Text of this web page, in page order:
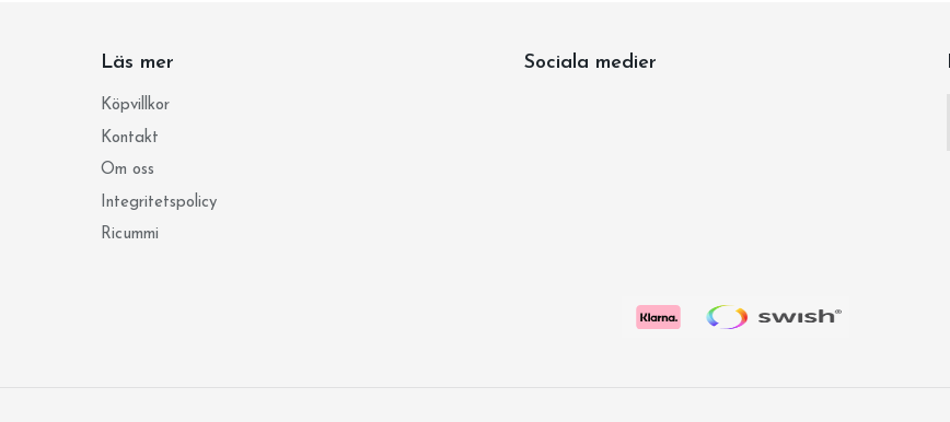
Läs mer
Köpvillkor
Kontakt
Om oss
Integritetspolicy
Ricummi
Sociala medier